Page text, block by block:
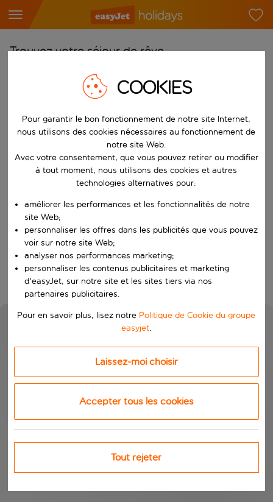
Trouvez votre séjour de rêve
Commencez à taper pour la saisie automatique. Lorsque les
Choisissez votre aéroport
Commencez à taper pour la saisie automatique. Lorsque les
Choisissez votre destination
Vers
Choisissez vos dates
Quand
Qui
Rechercher
COOKIES
Pour garantir le bon fonctionnement de notre site Internet,
nous utilisons des cookies nécessaires au fonctionnement de
notre site Web.
Avec votre consentement, que vous pouvez retirer ou modifier
à tout moment, nous utilisons des cookies et autres
technologies alternatives pour:
améliorer les performances et les fonctionnalités de notre
site Web;
personnaliser les offres dans les publicités que vous pouvez
voir sur notre site Web;
analyser nos performances marketing;
personnaliser les contenus publicitaires et marketing
d'easyJet, sur notre site et les sites tiers via nos
partenaires publicitaires.
Pour en savoir plus, lisez notre Politique de Cookie du groupe
easyjet.
Laissez-moi choisir
Accepter tous les cookies
Tout rejeter